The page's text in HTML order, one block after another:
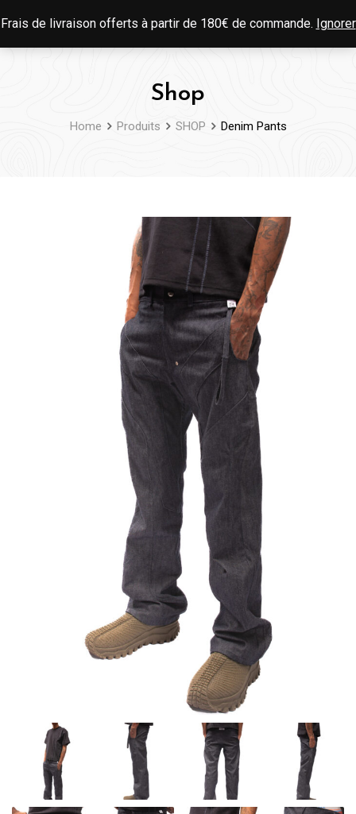
Frais de livraison offerts à partir de 180€ de commande. Ignorer
to
content
Shop
Home Produits SHOP Denim Pants